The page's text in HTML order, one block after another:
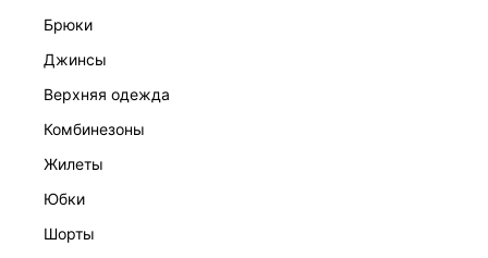
брюки
джинсы
верхняя одежда
комбинезоны
жилеты
юбки
шорты